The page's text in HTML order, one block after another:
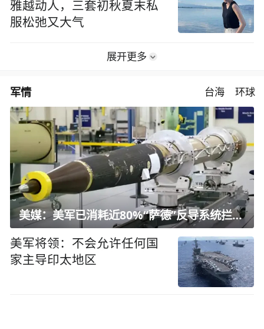
雅越动人，三套初秋夏末私
服松弛又大气
展开更多
军情 台海 环球
美媒：美军已消耗近80%“萨德”反导系统拦截弹
美军将领：不会允许任何国
家主导印太地区